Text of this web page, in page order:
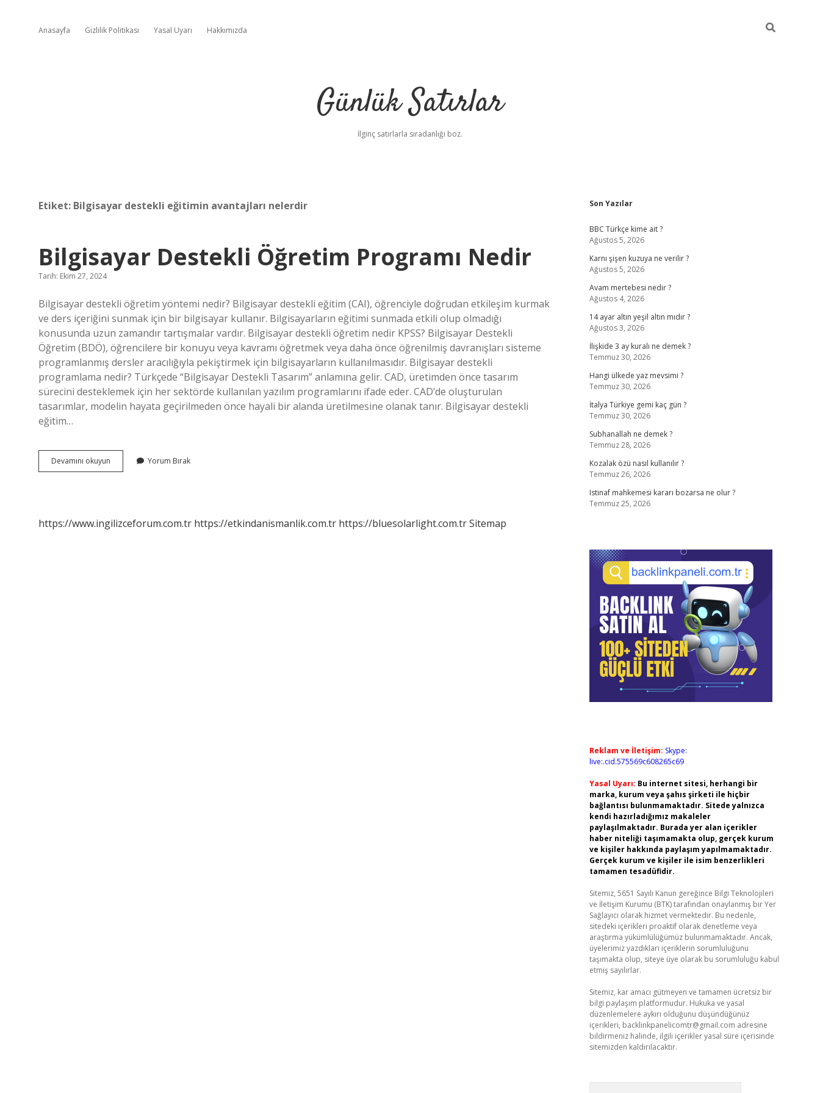
Anasayfa Gizlilik Politikası Yasal Uyarı Hakkımızda
Günlük Satırlar
İlginç satırlarla sıradanlığı boz.
Etiket: Bilgisayar destekli eğitimin avantajları nelerdir
Bilgisayar Destekli Öğretim Programı Nedir
Tarih: Ekim 27, 2024
Bilgisayar destekli öğretim yöntemi nedir? Bilgisayar destekli eğitim (CAI), öğrenciyle doğrudan etkileşim kurmak
ve ders içeriğini sunmak için bir bilgisayar kullanır. Bilgisayarların eğitimi sunmada etkili olup olmadığı
konusunda uzun zamandır tartışmalar vardır. Bilgisayar destekli öğretim nedir KPSS? Bilgisayar Destekli
Öğretim (BDÖ), öğrencilere bir konuyu veya kavramı öğretmek veya daha önce öğrenilmiş davranışları sisteme
programlanmış dersler aracılığıyla pekiştirmek için bilgisayarların kullanılmasıdır. Bilgisayar destekli
programlama nedir? Türkçede “Bilgisayar Destekli Tasarım” anlamına gelir. CAD, üretimden önce tasarım
sürecini desteklemek için her sektörde kullanılan yazılım programlarını ifade eder. CAD’de oluşturulan
tasarımlar, modelin hayata geçirilmeden önce hayali bir alanda üretilmesine olanak tanır. Bilgisayar destekli
eğitim…
Devamını okuyun Bilgisayar
Destekli
Yorum Bırak
https://www.ingilizceforum.com.tr https://etkindanismanlik.com.tr https://bluesolarlight.com.trSitemap
Sidebar
Son Yazılar
BBC Türkçe kime ait ?
Ağustos 5, 2026
Karnı şişen kuzuya ne verilir ?
Ağustos 5, 2026
Avam mertebesi nedir ?
Ağustos 4, 2026
14 ayar altın yeşil altın mıdır ?
Ağustos 3, 2026
İlişkide 3 ay kuralı ne demek ?
Temmuz 30, 2026
Hangi ülkede yaz mevsimi ?
Temmuz 30, 2026
İtalya Türkiye gemi kaç gün ?
Temmuz 30, 2026
Subhanallah ne demek ?
Temmuz 28, 2026
Kozalak özü nasıl kullanılır ?
Temmuz 26, 2026
Istinaf mahkemesi kararı bozarsa ne olur ?
Temmuz 25, 2026
Reklam ve İletişim: Skype:
live:.cid.575569c608265c69
Yasal Uyarı: Bu internet sitesi, herhangi bir
marka, kurum veya şahıs şirketi ile hiçbir
bağlantısı bulunmamaktadır. Sitede yalnızca
kendi hazırladığımız makaleler
paylaşılmaktadır. Burada yer alan içerikler
haber niteliği taşımamakta olup, gerçek kurum
ve kişiler hakkında paylaşım yapılmamaktadır.
Gerçek kurum ve kişiler ile isim benzerlikleri
tamamen tesadüfidir.
Sitemiz, 5651 Sayılı Kanun gereğince Bilgi Teknolojileri
ve İletişim Kurumu (BTK) tarafından onaylanmış bir Yer
Sağlayıcı olarak hizmet vermektedir. Bu nedenle,
sitedeki içerikleri proaktif olarak denetleme veya
araştırma yükümlülüğümüz bulunmamaktadır. Ancak,
üyelerimiz yazdıkları içeriklerin sorumluluğunu
taşımakta olup, siteye üye olarak bu sorumluluğu kabul
etmiş sayılırlar.
Sitemiz, kar amacı gütmeyen ve tamamen ücretsiz bir
bilgi paylaşım platformudur. Hukuka ve yasal
düzenlemelere aykırı olduğunu düşündüğünüz
içerikleri, backlinkpanelicomtr@gmail.com adresine
bildirmeniz halinde, ilgili içerikler yasal süre içerisinde
sitemizden kaldırılacaktır.